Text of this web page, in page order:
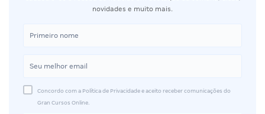
novidades e muito mais.
Concordo com a Política de Privacidade e aceito receber comunicações do
Gran Cursos Online.